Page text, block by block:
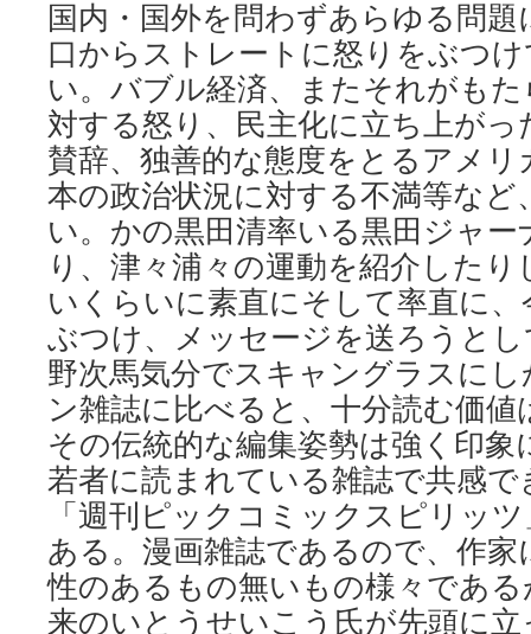
国内・国外を問わずあらゆる問
口からストレートに怒りをぶつ
い。バブル経済、またそれがも
対する怒り、民主化に立ち上がっ
賛辞、独善的な態度をとるアメリ
本の政治状況に対する不満等な
い。かの黒田清率いる黒田ジャ
り、津々浦々の運動を紹介した
いくらいに素直にそして率直に
ぶつけ、メッセージを送ろうと
野次馬気分でスキャングラスに
ン雑誌に比べると、十分読む価
その伝統的な編集姿勢は強く印象
若者に読まれている雑誌で共感
「週刊ピックコミックスピリッ
ある。漫画雑誌であるので、作
性のあるもの無いもの様々であ
来のいとうせいこう氏が先頭に